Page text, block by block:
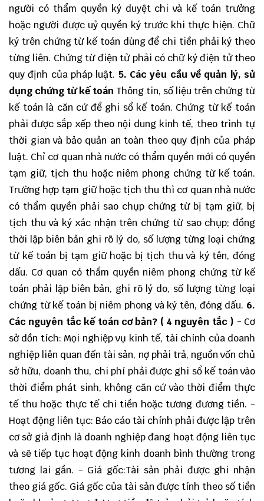
người có thẩm quyền ký duyệt chi và kế toán trưởng
hoặc người được uỷ quyền ký trước khi thực hiện. Chữ
ký trên chứng từ kế toán dùng để chi tiền phải ký theo
từng liên. Chứng từ điện tử phải có chữ ký điện tử theo
quy định của pháp luật. 5. Các yêu cầu về quản lý, sử
dụng chứng từ kế toán Thông tin, số liệu trên chứng từ
kế toán là căn cứ để ghi sổ kế toán. Chứng từ kế toán
phải được sắp xếp theo nội dung kinh tế, theo trình tự
thời gian và bảo quản an toàn theo quy định của pháp
luật. Chỉ cơ quan nhà nước có thẩm quyền mới có quyền
tạm giữ, tịch thu hoặc niêm phong chứng từ kế toán.
Trường hợp tạm giữ hoặc tịch thu thì cơ quan nhà nước
có thẩm quyền phải sao chụp chứng từ bị tạm giữ, bị
tịch thu và ký xác nhận trên chứng từ sao chụp; đồng
thời lập biên bản ghi rõ lý do, số lượng từng loại chứng
từ kế toán bị tạm giữ hoặc bị tịch thu và ký tên, đóng
dấu. Cơ quan có thẩm quyền niêm phong chứng từ kế
toán phải lập biên bản, ghi rõ lý do, số lượng từng loại
chứng từ kế toán bị niêm phong và ký tên, đóng dấu. 6.
Các nguyên tắc kế toán cơ bản? ( 4 nguyên tắc ) - Cơ
sở dồn tích: Mọi nghiệp vụ kinh tế, tài chính của doanh
nghiệp liên quan đến tài sản, nợ phải trả, nguồn vốn chủ
sở hữu, doanh thu, chi phí phải được ghi sổ kế toán vào
thời điểm phát sinh, không căn cứ vào thời điểm thực
tế thu hoặc thực tế chi tiền hoặc tương đương tiền. -
Hoạt động liên tục: Báo cáo tài chính phải được lập trên
cơ sở giả định là doanh nghiệp đang hoạt động liên tục
và sẽ tiếp tục hoạt động kinh doanh bình thường trong
tương lai gần. - Giá gốc:Tài sản phải được ghi nhận
theo giá gốc. Giá gốc của tài sản được tính theo số tiền